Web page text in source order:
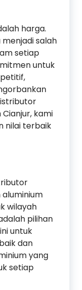
harga.
salah
setiap
untuk
kami
nilai terbaik
aluminium
wilayah
pilihan
untuk
dan
yang
setiap